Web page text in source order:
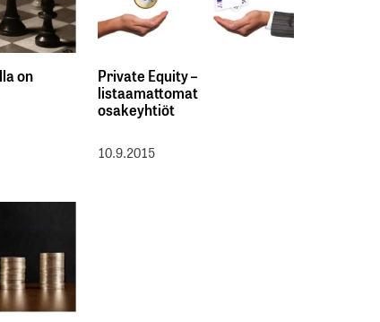
on Private Equity –
listaamattomat
osakeyhtiöt
10.9.2015